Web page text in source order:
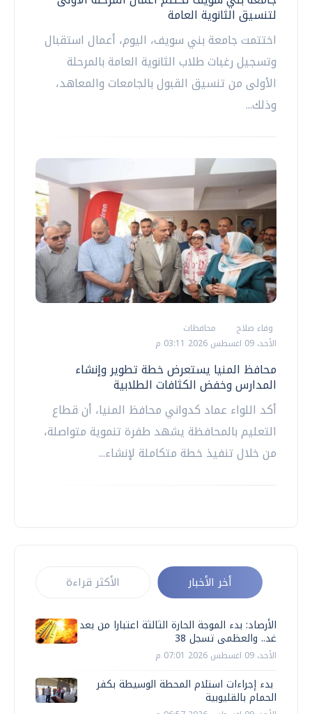
لتنسيق الثانوية العامة
اختتمت جامعة بني سويف، اليوم، أعمال استقبال
وتسجيل رغبات طلاب الثانوية العامة بالمرحلة
الأولى من تنسيق القبول بالجامعات والمعاهد،
وذلك...
وفاء صلاح
محافظات
الأحد، 09 اغسطس 2026 03:11 م
محافظ المنيا يستعرض خطة تطوير وإنشاء
المدارس وخفض الكثافات الطلابية
أكد اللواء عماد كدواني محافظ المنيا، أن قطاع
التعليم بالمحافظة يشهد طفرة تنموية متواصلة،
من خلال تنفيذ خطة متكاملة لإنشاء...
أخر الأخبار الأكثر قراءة
الأرصاد: بدء الموجة الحارة الثالثة اعتبارا من بعد
غد.. والعظمى تسجل 38
الأحد، 09 اغسطس 2026 07:01 م
بدء إجراءات استلام المحطة الوسيطة بكفر
الحمام بالقليوبية